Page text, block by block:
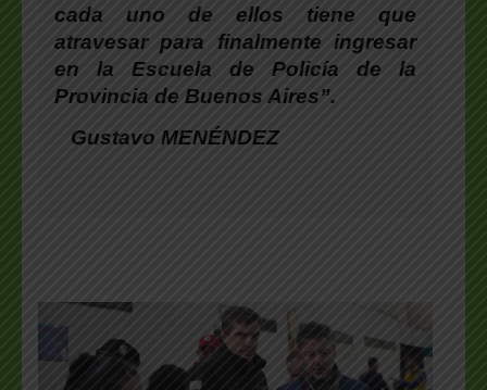
cada uno de ellos tiene que
atravesar para finalmente ingresar
en la Escuela de Policía de la
Provincia de Buenos Aires”.
Gustavo MENÉNDEZ